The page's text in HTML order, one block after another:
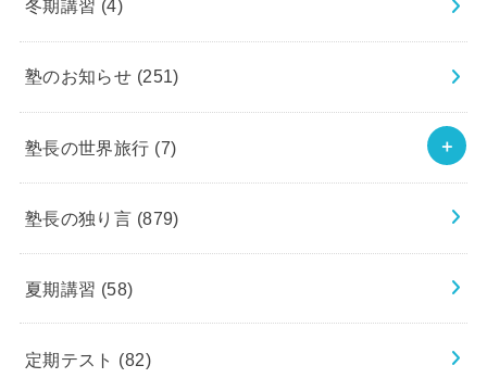
冬期講習 (4)
塾のお知らせ (251)
塾長の世界旅行 (7)
塾長の独り言 (879)
夏期講習 (58)
定期テスト (82)